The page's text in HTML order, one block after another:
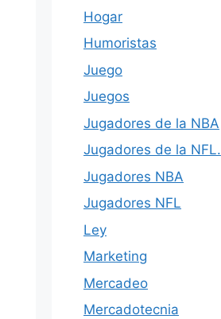
Hogar
Humoristas
Juego
Juegos
Jugadores de la NBA
Jugadores de la NFL.
Jugadores NBA
Jugadores NFL
Ley
Marketing
Mercadeo
Mercadotecnia